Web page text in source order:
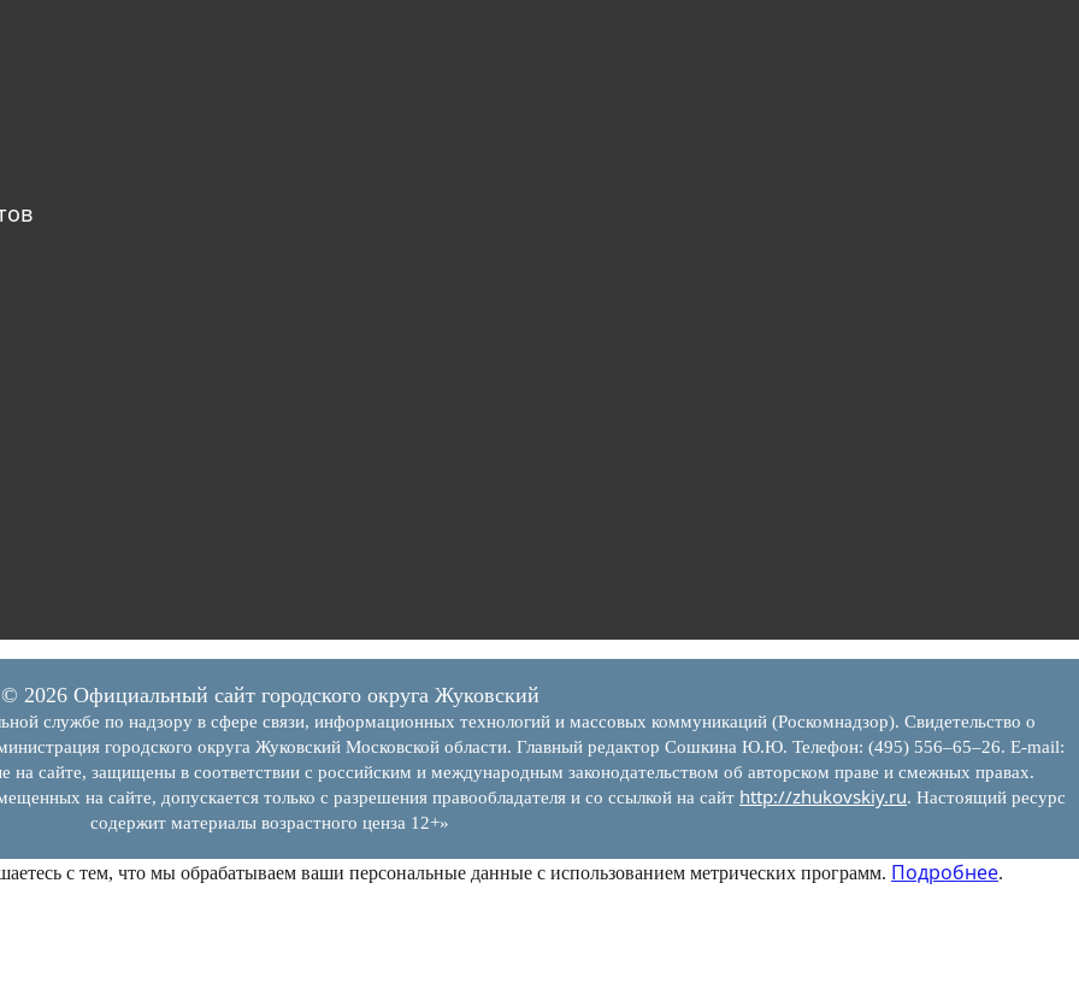
© 2026 Официальный сайт городского округа Жуковский
службе по надзору в сфере связи, информационных технологий и массовых коммуникаций (Роскомнадзор). Свидетельство о
городского округа Жуковский Московской области. Главный редактор Сошкина Ю.Ю. Телефон: (495) 556–65–26. E‑mail:
на сайте, защищены в соответствии с российским и международным законодательством об авторском праве и смежных правах.
на сайте, допускается только с разрешения правообладателя и со ссылкой на сайт http://zhukovskiy.ru. Настоящий ресурс
содержит материалы возрастного ценза 12+»
с тем, что мы обрабатываем ваши персональные данные с использованием метрических программ. Подробнее.